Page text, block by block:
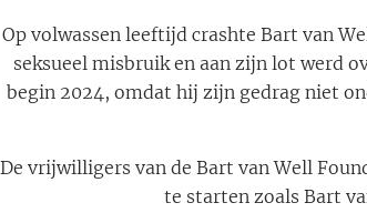
Op volwassen leeftijd crashte Bart van
seksueel misbruik en aan zijn lot werd
begin 2024, omdat hij zijn gedrag niet
De vrijwilligers van de Bart van Well
te starten zoals Bart